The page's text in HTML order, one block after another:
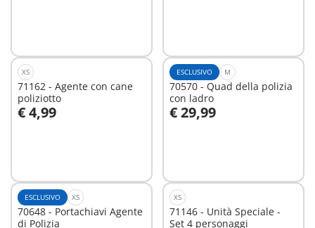
XS
71162 - Agente con cane
poliziotto
€ 4,99
Aggiungi al carrello
ESCLUSIVO M
70570 - Quad della polizia
con ladro
€ 29,99
Aggiungi al carrello
ESCLUSIVO XS
70648 - Portachiavi Agente
di Polizia
XS
71146 - Unità Speciale -
Set 4 personaggi